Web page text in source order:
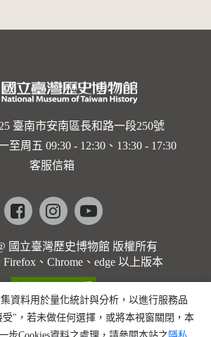
臺南市安南區長和路一段250號
至周五 09:30 - 12:30、13:30 - 17:30
客服信箱
Facebookinstagramyoutube
國立臺灣歷史博物館 版權所有
、Chrome、edge 以上版本
資料用於量化統計與分析，以進行服務品
"，若未做任何選擇，或將本視窗關閉，本
步Cookies資料之處理，請參閱本站之 隱私